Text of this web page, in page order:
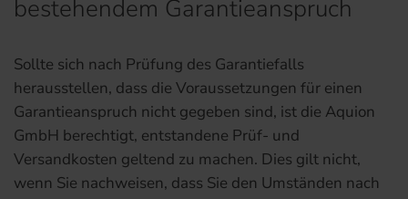
bestehendem Garantieanspruch
Sollte sich nach Prüfung des Garantiefalls
herausstellen, dass die Voraussetzungen für einen
Garantieanspruch nicht gegeben sind, ist die Aquion
GmbH berechtigt, entstandene Prüf- und
Versandkosten geltend zu machen. Dies gilt nicht,
wenn Sie nachweisen, dass Sie den Umständen nach